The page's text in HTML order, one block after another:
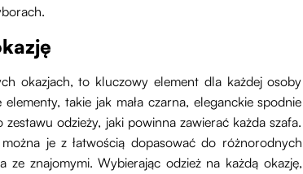
okazjach, to kluczowy element dla każdej osoby
takie jak mała czarna, eleganckie spodnie
odzieży, jaki powinna zawierać każda szafa.
je z łatwością dopasować do różnorodnych
znajomymi. Wybierając odzież na każdą okazję,